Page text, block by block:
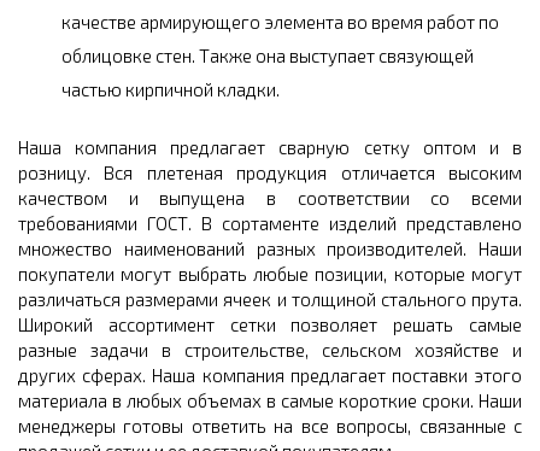
качестве армирующего элемента во время работ по
облицовке стен. Также она выступает связующей
частью кирпичной кладки.
Наша компания предлагает сварную сетку оптом и в
розницу. Вся плетеная продукция отличается высоким
качеством и выпущена в соответствии со всеми
требованиями ГОСТ. В сортаменте изделий представлено
множество наименований разных производителей. Наши
покупатели могут выбрать любые позиции, которые могут
различаться размерами ячеек и толщиной стального прута.
Широкий ассортимент сетки позволяет решать самые
разные задачи в строительстве, сельском хозяйстве и
других сферах. Наша компания предлагает поставки этого
материала в любых объемах в самые короткие сроки. Наши
менеджеры готовы ответить на все вопросы, связанные с